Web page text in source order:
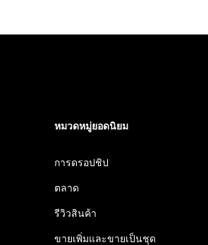
หมวดหมู่ยอดนิยม
การดรอปชิป
ตลาด
รีวิวสินค้า
ขายเพิ่มและขายเป็นชุด